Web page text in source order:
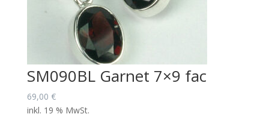
SM090BL Garnet 7×9 fac
69,00 €
inkl. 19 % MwSt.